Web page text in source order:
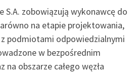
S.A. zobowiązują wykonawcę do
na etapie projektowania,
podmiotami odpowiedzialnymi
w bezpośrednim
obszarze całego węzła